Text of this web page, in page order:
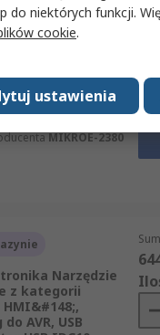
niedostępny
Zestaw
Płytka
0838
MIKROE-2380
Narzędzie
z kategorii
AVR, USB
do niektórych funkcji.
cookie.
ustawienia